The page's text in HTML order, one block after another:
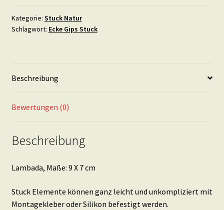
7
cm
Kategorie: Stuck Natur
Schlagwort: Ecke Gips Stuck
Beschreibung
Bewertungen (0)
Beschreibung
Lambada, Maße: 9 X 7 cm
Stuck Elemente können ganz leicht und unkompliziert mit
Montagekleber oder Silikon befestigt werden.